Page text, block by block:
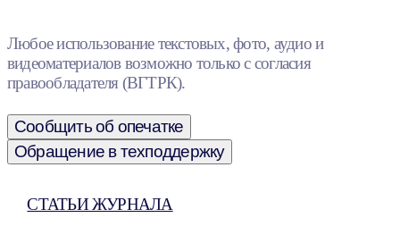
Любое использование текстовых, фото, аудио и
видеоматериалов возможно только с согласия
правообладателя (ВГТРК).
Сообщить об опечатке
Обращение в техподдержку
СТАТЬИ ЖУРНАЛА